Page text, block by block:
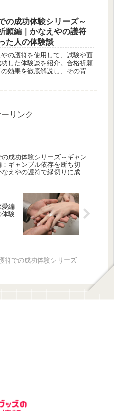
の成功体験シリーズ～
願編｜かなえやの護符
た人の体験談
の護符を使用して、試験や面
した体験談を紹介。合格祈願
効果を徹底解説し、その背後
リンク
成功体験シリーズ～ギャン
：ギャンブル依存を断ち切
えやの護符で縁切りに成功
愛編
体験
符での成功体験シリーズ